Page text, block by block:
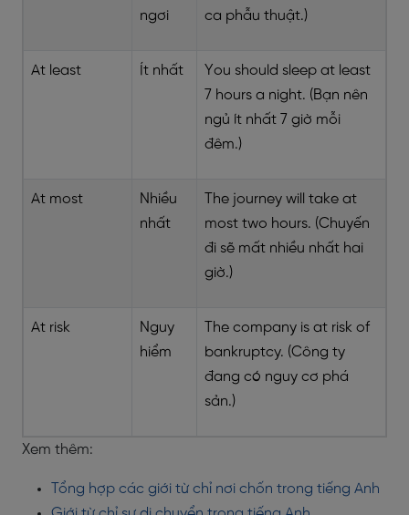
ngơi
ca phẫu thuật.)
At least Ít nhất
You should sleep at least
7 hours a night. (Bạn nên
ngủ ít nhất 7 giờ mỗi
đêm.)
At most
Nhiều
nhất
The journey will take at
most two hours. (Chuyến
đi sẽ mất nhiều nhất hai
giờ.)
At risk
Nguy
hiểm
The company is at risk of
bankruptcy. (Công ty
đang có nguy cơ phá
sản.)
Xem thêm:
Tổng hợp các giới từ chỉ nơi chốn trong tiếng Anh